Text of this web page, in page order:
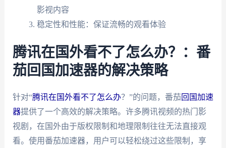
影视内容
稳定性和性能：保证流畅的观看体验
腾讯在国外看不了怎么办？：番
茄回国加速器的解决策略
针对“腾讯在国外看不了怎么办？”的问题，番茄回国加速
器提供了一个高效的解决策略。许多腾讯视频的热门影
视剧，在国外由于版权限制和地理限制往往无法直接观
看。使用番茄加速器，用户可以轻松绕过这些限制，享